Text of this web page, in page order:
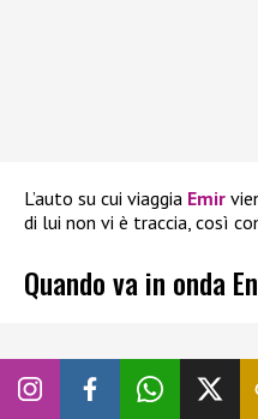
L’auto su cui viaggia Emir
di lui non vi è traccia, così
Quando va in onda